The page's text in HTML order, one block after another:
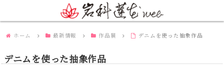
ホーム 最新情報 作品展 デニムを使った抽象作品
デニムを使った抽象作品